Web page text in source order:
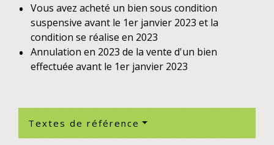
Vous avez acheté un bien sous condition
suspensive avant le 1er janvier 2023 et la
condition se réalise en 2023
Annulation en 2023 de la vente d'un bien
effectuée avant le 1er janvier 2023
Textes de référence